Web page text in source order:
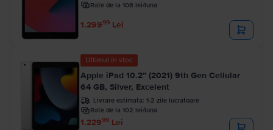
Rate de la 108 lei/luna
1.29999 Lei
Ultimul în stoc
Apple iPad 10.2” (2021) 9th Gen Cellular
64 GB, Silver, Excelent
Livrare estimata: 1-2 zile lucratoare
Rate de la 102 lei/luna
1.22999 Lei